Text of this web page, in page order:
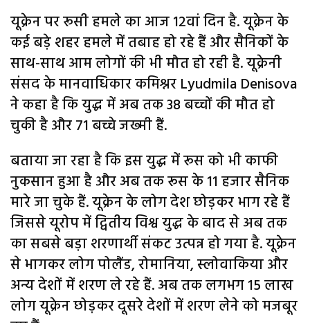
यूक्रेन पर रूसी हमले का आज 12वां दिन है. यूक्रेन के
कई बड़े शहर हमले में तबाह हो रहे हैं और सैनिकों के
साथ-साथ आम लोगों की भी मौत हो रही है. यूक्रेनी
संसद के मानवाधिकार कमिश्नर Lyudmila Denisova
ने कहा है कि युद्ध में अब तक 38 बच्चों की मौत हो
चुकी है और 71 बच्चे जख्मी हैं.
बताया जा रहा है कि इस युद्ध में रूस को भी काफी
नुकसान हुआ है और अब तक रूस के 11 हजार सैनिक
मारे जा चुके हैं. यूक्रेन के लोग देश छोड़कर भाग रहे हैं
जिससे यूरोप में द्वितीय विश्व युद्ध के बाद से अब तक
का सबसे बड़ा शरणार्थी संकट उत्पन्न हो गया है. यूक्रेन
से भागकर लोग पोलैंड, रोमानिया, स्लोवाकिया और
अन्य देशों में शरण ले रहे हैं. अब तक लगभग 15 लाख
लोग यूक्रेन छोड़कर दूसरे देशों में शरण लेने को मजबूर